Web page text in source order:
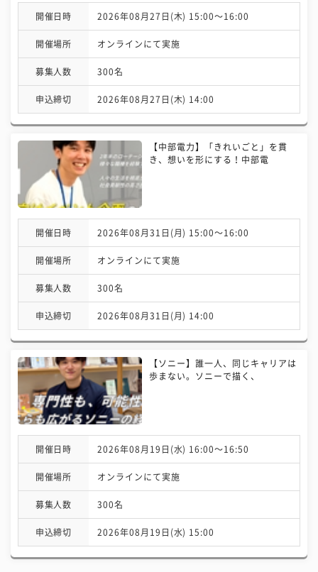
開催日時 2026年08月27日(木) 15:00〜16:00
開催場所 オンラインにて実施
募集人数 300名
申込締切 2026年08月27日(木) 14:00
【中部電力】「きれいごと」を貫
き、想いを形にする！中部電
開催日時 2026年08月31日(月) 15:00〜16:00
開催場所 オンラインにて実施
募集人数 300名
申込締切 2026年08月31日(月) 14:00
【ソニー】誰一人、同じキャリアは
歩まない。ソニーで描く、
開催日時 2026年08月19日(水) 16:00〜16:50
開催場所 オンラインにて実施
募集人数 300名
申込締切 2026年08月19日(水) 15:00